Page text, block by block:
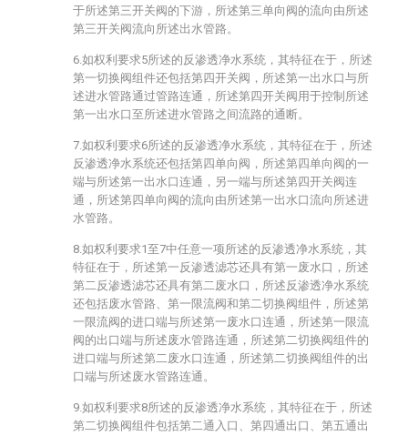
于所述第三开关阀的下游，所述第三单向阀的流向由所述
第三开关阀流向所述出水管路。
6.如权利要求5所述的反渗透净水系统，其特征在于，所述
第一切换阀组件还包括第四开关阀，所述第一出水口与所
述进水管路通过管路连通，所述第四开关阀用于控制所述
第一出水口至所述进水管路之间流路的通断。
7.如权利要求6所述的反渗透净水系统，其特征在于，所述
反渗透净水系统还包括第四单向阀，所述第四单向阀的一
端与所述第一出水口连通，另一端与所述第四开关阀连
通，所述第四单向阀的流向由所述第一出水口流向所述进
水管路。
8.如权利要求1至7中任意一项所述的反渗透净水系统，其
特征在于，所述第一反渗透滤芯还具有第一废水口，所述
第二反渗透滤芯还具有第二废水口，所述反渗透净水系统
还包括废水管路、第一限流阀和第二切换阀组件，所述第
一限流阀的进口端与所述第一废水口连通，所述第一限流
阀的出口端与所述废水管路连通，所述第二切换阀组件的
进口端与所述第二废水口连通，所述第二切换阀组件的出
口端与所述废水管路连通。
9.如权利要求8所述的反渗透净水系统，其特征在于，所述
第二切换阀组件包括第二通入口、第四通出口、第五通出